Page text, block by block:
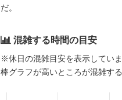
だ。
混雑する時間の目安
※休日の混雑目安を表示していま
棒グラフが高いところが混雑す